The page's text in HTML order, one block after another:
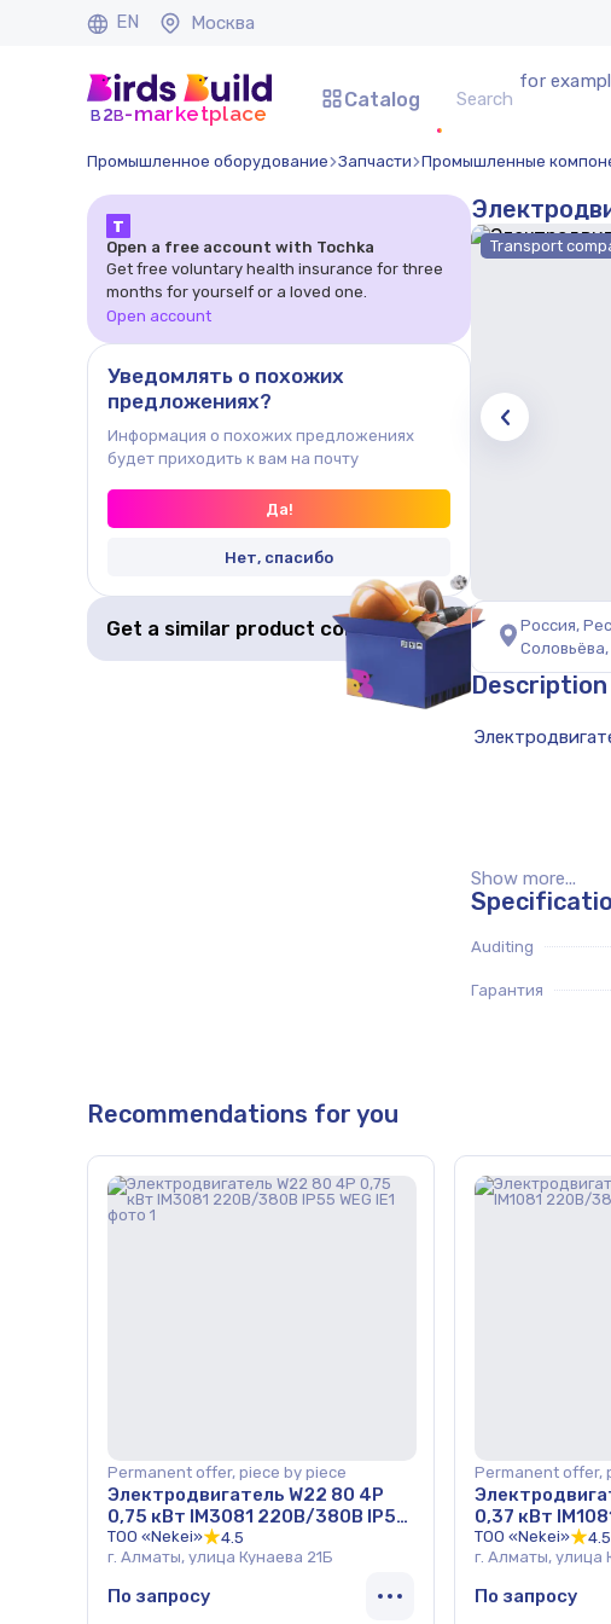
EN Москва
b2b-marketplace
Catalog
for
Промышленное оборудование Запчасти Промышленные
Т
Open a free account with Tochka
Get free voluntary health insurance for three
months for yourself or a loved one.
Open account
Уведомлять о похожих
предложениях?
Информация о похожих предложениях
будет приходить к вам на почту
Да!
Нет, спасибо
Get a similar product collection
Transport
Россия,
Description
Show more...
Auditing
Гарантия
Recommendations for you
Permanent offer, piece by piece
Электродвигатель W22 80 4Р
0,75 кВт IM3081 220В/380В IP55
WEG IE1
ТОО «Nekei»
4.5
г. Алматы, улица Кунаева 21Б
По запросу
Permanent offer,
0,37 кВт
WEG IE1
ТОО «Nekei»
4.5
г. Алматы, улица
По запросу